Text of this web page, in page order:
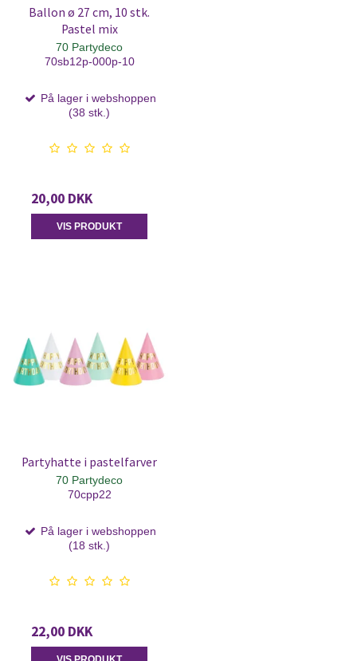
Ballon ø 27 cm, 10 stk.
Pastel mix
70 Partydeco
70sb12p-000p-10
På lager i webshoppen
(38 stk.)
20,00 DKK
VIS PRODUKT
Partyhatte i pastelfarver
70 Partydeco
70cpp22
På lager i webshoppen
(18 stk.)
22,00 DKK